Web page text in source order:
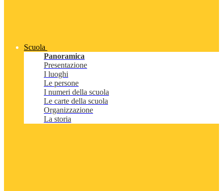
Scuola
Panoramica
Presentazione
I luoghi
Le persone
I numeri della scuola
Le carte della scuola
Organizzazione
La storia